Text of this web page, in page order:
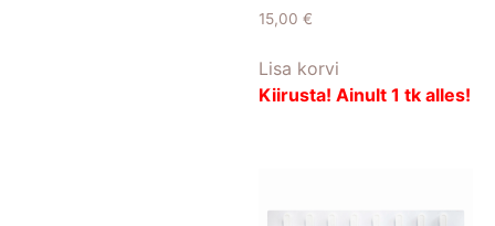
15,00 €
Lisa korvi
Kiirusta! Ainult 1 tk alles!